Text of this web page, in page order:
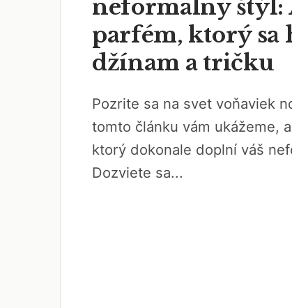
neformálny štýl:
parfém, ktorý sa
džínam a tričku
Pozrite sa na svet voňaviek
tomto článku vám ukážeme,
ktorý dokonale doplní váš
Dozviete sa...